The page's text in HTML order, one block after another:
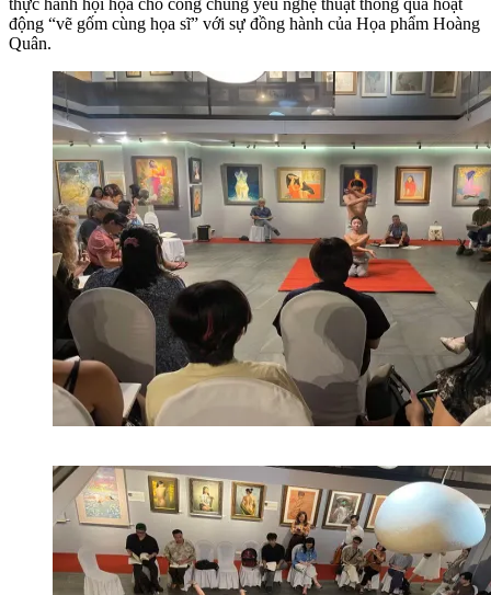
thực hành hội họa cho công chúng yêu nghệ thuật thông qua hoạt
động “vẽ gốm cùng họa sĩ” với sự đồng hành của Họa phẩm Hoàng
Quân.